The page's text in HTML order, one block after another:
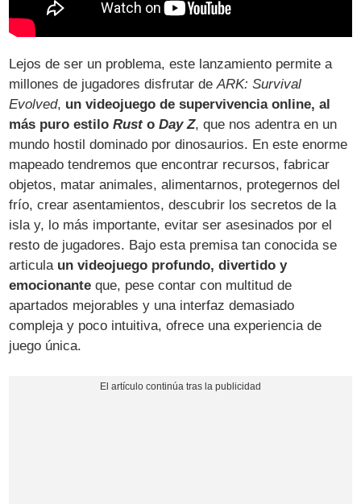
Lejos de ser un problema, este lanzamiento permite a
millones de jugadores disfrutar deARK: Survival
Evolved, un videojuego de supervivencia online, al
más puro estiloRustoDay Z, que nos adentra en un
mundo hostil dominado por dinosaurios. En este enorme
mapeado tendremos que encontrar recursos, fabricar
objetos, matar animales, alimentarnos, protegernos del
frío, crear asentamientos, descubrir los secretos de la
isla y, lo más importante, evitar ser asesinados por el
resto de jugadores. Bajo esta premisa tan conocida se
articula un videojuego profundo, divertido y
emocionante que, pese contar con multitud de
apartados mejorables y una interfaz demasiado
compleja y poco intuitiva, ofrece una experiencia de
juego única.